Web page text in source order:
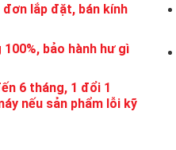
đơn lắp đặt, bán kính
bảo hành hư gì
6 tháng, 1 đổi 1
nếu sản phẩm lỗi kỹ